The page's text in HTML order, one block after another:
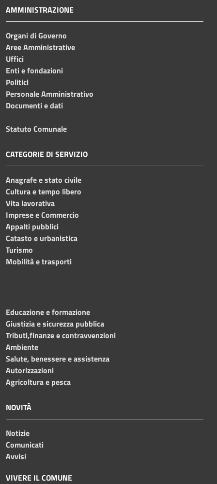
AMMINISTRAZIONE
Organi di Governo
Aree Amministrative
Uffici
Enti e fondazioni
Politici
Personale Amministrativo
Documenti e dati
Statuto Comunale
CATEGORIE DI SERVIZIO
Anagrafe e stato civile
Cultura e tempo libero
Vita lavorativa
Imprese e Commercio
Appalti pubblici
Catasto e urbanistica
Turismo
Mobilità e trasporti
Educazione e formazione
Giustizia e sicurezza pubblica
Tributi,finanze e contravvenzioni
Ambiente
Salute, benessere e assistenza
Autorizzazioni
Agricoltura e pesca
NOVITÀ
Notizie
Comunicati
Avvisi
VIVERE IL COMUNE